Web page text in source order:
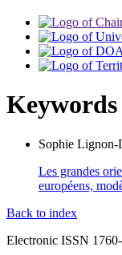
Sophie Lignon-
Les grandes
européens,
Back to index
Electronic ISSN